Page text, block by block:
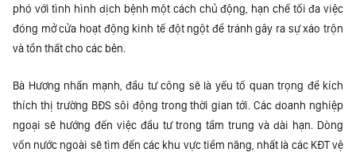
phó với tình hình dịch bệnh một cách chủ động, hạn chế tối đa việc
đóng mở cửa hoạt động kinh tế đột ngột để tránh gây ra sự xáo trộn
và tổn thất cho các bên.
Bà Hương nhấn mạnh, đầu tư công sẽ là yếu tố quan trọng để kích
thích thị trường BĐS sôi động trong thời gian tới. Các doanh nghiệp
ngoại sẽ hướng đến việc đầu tư trong tầm trung và dài hạn. Dòng
vốn nước ngoài sẽ tìm đến các khu vực tiềm năng, nhất là các KĐT vệ